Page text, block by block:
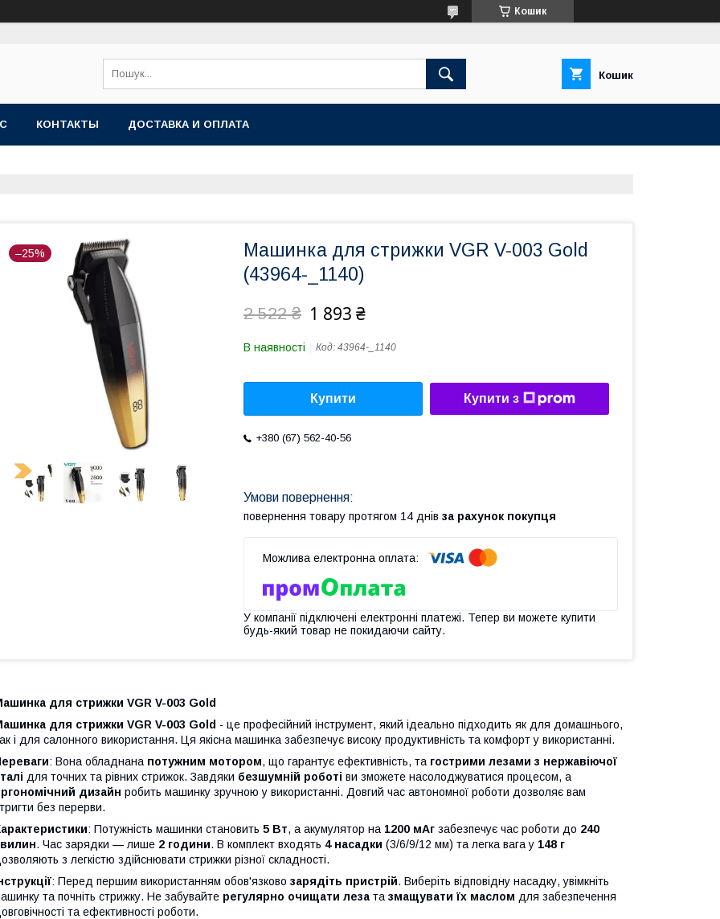
Кошик
Кошик
КОНТАКТЫ ДОСТАВКА И ОПЛАТА
–25%
Машинка для стрижки VGR V-003 Gold
(43964-_1140)
2 522 ₴ 1 893 ₴
В наявності Код: 43964-_1140
Купити Купити з
+380 (67) 562-40-56
повернення товару протягом 14 днів за рахунок покупця
У компанії підключені електронні платежі. Тепер ви можете купити
будь-який товар не покидаючи сайту.
для стрижки VGR V-003 Gold
для стрижки VGR V-003 Gold - це професійний інструмент, який ідеально підходить як для домашнього,
і для салонного використання. Ця якісна машинка забезпечує високу продуктивність та комфорт у використанні.
: Вона обладнана потужним мотором, що гарантує ефективність, та гострими лезами з нержавіючої
для точних та рівних стрижок. Завдяки безшумній роботі ви зможете насолоджуватися процесом, а
дизайн робить машинку зручною у використанні. Довгий час автономної роботи дозволяє вам
без перерви.
: Потужність машинки становить 5 Вт, а акумулятор на 1200 мАг забезпечує час роботи до 240
. Час зарядки — лише 2 години. В комплект входять 4 насадки (3/6/9/12 мм) та легка вага у 148 г
з легкістю здійснювати стрижки різної складності.
: Перед першим використанням обов'язково зарядіть пристрій. Виберіть відповідну насадку, увімкніть
та почніть стрижку. Не забувайте регулярно очищати леза та змащувати їх маслом для забезпечення
та ефективності роботи.